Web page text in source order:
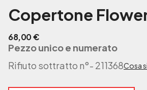
Copertone
68,00€
Pezzo unico e numerato
Rifiuto sottratto n°- 211368Cosa